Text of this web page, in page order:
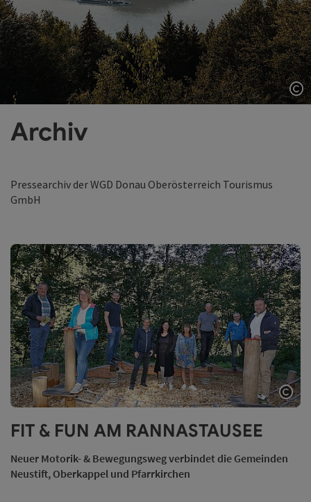
Archiv
Pressearchiv der WGD Donau Oberösterreich Tourismus
GmbH
FIT & FUN AM RANNASTAUSEE
Neuer Motorik- & Bewegungsweg verbindet die Gemeinden
Neustift, Oberkappel und Pfarrkirchen